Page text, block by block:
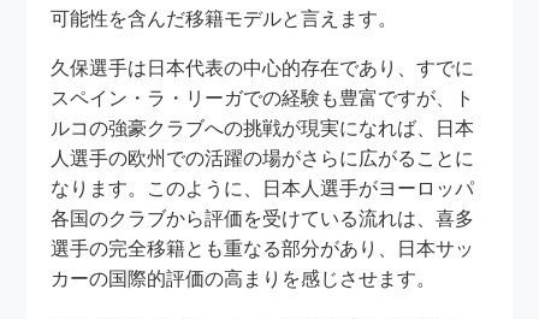
可能性を含んだ移籍モデルと言えます。
久保選手は日本代表の中心的存在であり、すでに
スペイン・ラ・リーガでの経験も豊富ですが、ト
ルコの強豪クラブへの挑戦が現実になれば、日本
人選手の欧州での活躍の場がさらに広がることに
なります。このように、日本人選手がヨーロッパ
各国のクラブから評価を受けている流れは、喜多
選手の完全移籍とも重なる部分があり、日本サッ
カーの国際的評価の高まりを感じさせます。